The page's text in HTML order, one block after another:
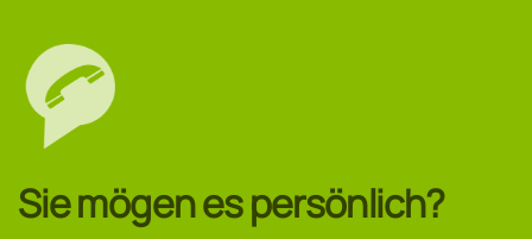
Sie mögen es persönlich?